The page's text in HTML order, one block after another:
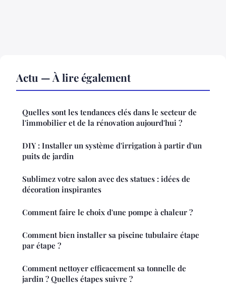
Actu — À lire également
Quelles sont les tendances clés dans le secteur de
l'immobilier et de la rénovation aujourd'hui ?
DIY : Installer un système d'irrigation à partir d'un
puits de jardin
Sublimez votre salon avec des statues : idées de
décoration inspirantes
Comment faire le choix d'une pompe à chaleur ?
Comment bien installer sa piscine tubulaire étape
par étape ?
Comment nettoyer efficacement sa tonnelle de
jardin ? Quelles étapes suivre ?